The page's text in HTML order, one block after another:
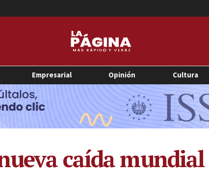
Empresarial Opinión Cultura
caída mundial